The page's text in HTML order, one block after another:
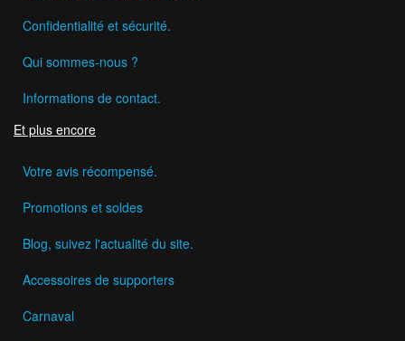
Confidentialité et sécurité.
Qui sommes-nous ?
Informations de contact.
Et plus encore
Votre avis récompensé.
Promotions et soldes
Blog, suivez l'actualité du site.
Accessoires de supporters
Carnaval